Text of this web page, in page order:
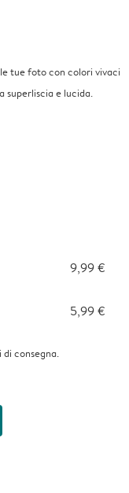
tue foto con colori vivaci
superliscia e lucida.
9,99 €
5,99 €
consegna.